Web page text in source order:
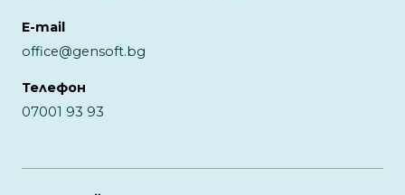
E-mail
office@gensoft.bg
Телефон
07001 93 93